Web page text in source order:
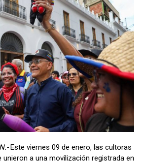
Este viernes 09 de enero, las cultoras
a una movilización registrada en